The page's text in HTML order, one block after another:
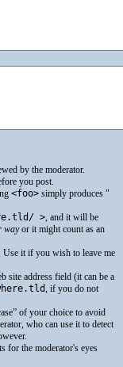
by the moderator.
you post.
<foo> simply produces
>, and it will be
wayor it might count as an
Use it if you wish to leave me
site address field (it can be a
, if you do not
of your choice to avoid
who can use it to detect
for the moderator's eyes